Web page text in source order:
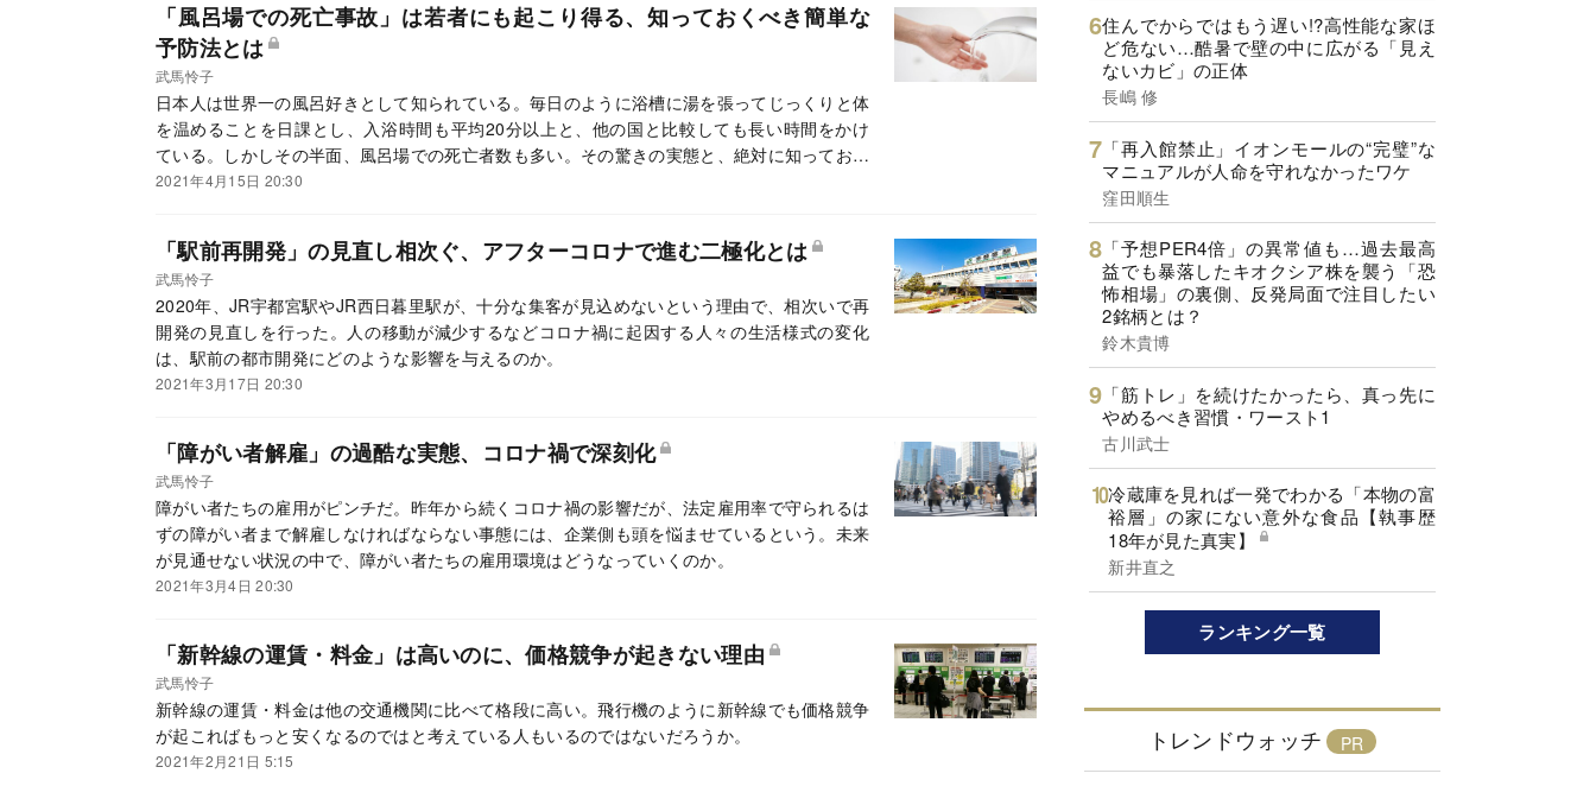
「風呂場での死亡事故」は若者にも起こり得る、知っておくべき簡単な
予防法とは
武馬怜子
日本人は世界一の風呂好きとして知られている。毎日のように浴槽に湯を張ってじっくりと体
を温めることを日課とし、入浴時間も平均20分以上と、他の国と比較しても長い時間をかけ
ている。しかしその半面、風呂場での死亡者数も多い。その驚きの実態と、絶対に知っておく
べき対処法とは。
2021年4月15日 20:30
「駅前再開発」の見直し相次ぐ、アフターコロナで進む二極化とは
武馬怜子
2020年、JR宇都宮駅やJR西日暮里駅が、十分な集客が見込めないという理由で、相次いで再
開発の見直しを行った。人の移動が減少するなどコロナ禍に起因する人々の生活様式の変化
は、駅前の都市開発にどのような影響を与えるのか。
2021年3月17日 20:30
「障がい者解雇」の過酷な実態、コロナ禍で深刻化
武馬怜子
障がい者たちの雇用がピンチだ。昨年から続くコロナ禍の影響だが、法定雇用率で守られるは
ずの障がい者まで解雇しなければならない事態には、企業側も頭を悩ませているという。未来
が見通せない状況の中で、障がい者たちの雇用環境はどうなっていくのか。
2021年3月4日 20:30
「新幹線の運賃・料金」は高いのに、価格競争が起きない理由
武馬怜子
新幹線の運賃・料金は他の交通機関に比べて格段に高い。飛行機のように新幹線でも価格競争
が起こればもっと安くなるのではと考えている人もいるのではないだろうか。
2021年2月21日 5:15
住んでからではもう遅い!?高性能な家ほ
ど危ない…酷暑で壁の中に広がる「見え
ないカビ」の正体
長嶋 修
「再入館禁止」イオンモールの“完璧”な
マニュアルが人命を守れなかったワケ
窪田順生
「予想PER4倍」の異常値も…過去最高
益でも暴落したキオクシア株を襲う「恐
怖相場」の裏側、反発局面で注目したい
2銘柄とは？
鈴木貴博
「筋トレ」を続けたかったら、真っ先に
やめるべき習慣・ワースト1
古川武士
冷蔵庫を見れば一発でわかる「本物の富
裕層」の家にない意外な食品【執事歴
18年が見た真実】
新井直之
ランキング一覧
トレンドウォッチ